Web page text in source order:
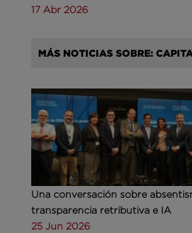
17 Abr 2026
MÁS NOTICIAS SOBRE:
Una conversación sobre
transparencia retributiva e IA
25 Jun 2026